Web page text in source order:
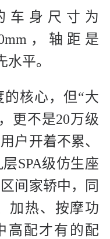
车身尺寸为
，轴距是
平。
核心，但“大
更不是20万级
户开着不累、
SPA级仿生座
间家轿中，同
加热、按摩功
高配才有的配